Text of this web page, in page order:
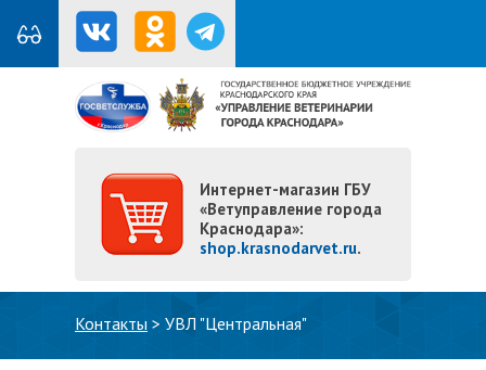
Интернет-магазин ГБУ
«Ветуправление города
Краснодара»:
shop.krasnodarvet.ru.
Контакты > УВЛ "Центральная"